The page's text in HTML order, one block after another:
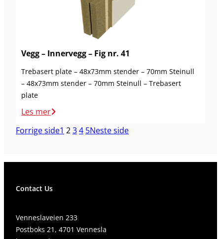
Vegg – Innervegg – Fig nr. 41
Trebasert plate – 48x73mm stender – 70mm Steinull
– 48x73mm stender – 70mm Steinull – Trebasert
plate
Les mer
Forrige side1 234 5Neste side
Contact Us
Venneslaveien 233
Postboks 21, 4701 Vennesla